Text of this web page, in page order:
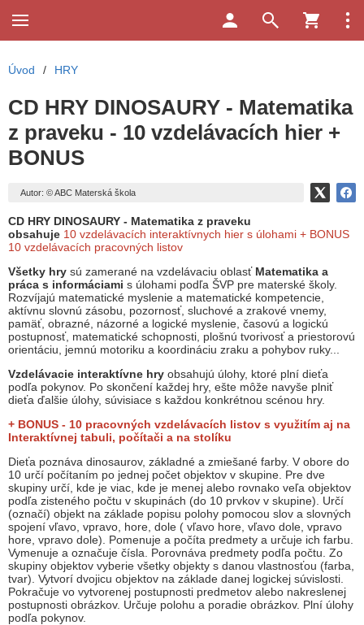
Úvod / HRY
CD HRY DINOSAURY - Matematika
z praveku - 10 vzdelávacích hier +
BONUS
Autor: © ABC Materská škola
CD HRY DINOSAURY - Matematika z praveku
obsahuje 10 vzdelávacích interaktívnych hier s úlohami + BONUS
10 vzdelávacích pracovných listov
Všetky hry sú zamerané na vzdelávaciu oblasť Matematika a
práca s informáciami s úlohami podľa ŠVP pre materské školy.
Rozvíjajú matematické myslenie a matematické kompetencie,
aktívnu slovnú zásobu, pozornosť, sluchové a zrakové vnemy,
pamäť, obrazné, názorné a logické myslenie, časovú a logickú
postupnosť, matematické schopnosti, plošnú tvorivosť a priestorovú
orientáciu, jemnú motoriku a koordináciu zraku a pohybov ruky...
Vzdelávacie interaktívne hry obsahujú úlohy, ktoré plní dieťa
podľa pokynov. Po skončení každej hry, ešte môže navyše plniť
dieťa ďalšie úlohy, súvisiace s každou konkrétnou scénou hry.
+ BONUS - 10 pracovných vzdelávacích listov s využitím aj na
Interaktívnej tabuli, počítači a na stolíku
Dieťa poznáva dinosaurov, základné a zmiešané farby. V obore do
10 určí počítaním po jednej počet objektov v skupine. Pre dve
skupiny určí, kde je viac, kde je menej alebo rovnako veľa objektov
podľa zisteného počtu v skupinách (do 10 prvkov v skupine). Určí
(označí) objekt na základe popisu polohy pomocou slov a slovných
spojení vľavo, vpravo, hore, dole ( vľavo hore, vľavo dole, vpravo
hore, vpravo dole). Pomenuje a počíta predmety a určuje ich farbu.
Vymenuje a označuje čísla. Porovnáva predmety podľa počtu. Zo
skupiny objektov vyberie všetky objekty s danou vlastnosťou (farba,
tvar). Vytvorí dvojicu objektov na základe danej logickej súvislosti.
Pokračuje vo vytvorenej postupnosti predmetov alebo nakreslenej
postupnosti obrázkov. Určuje polohu a poradie obrázkov. Plní úlohy
podľa pokynov.